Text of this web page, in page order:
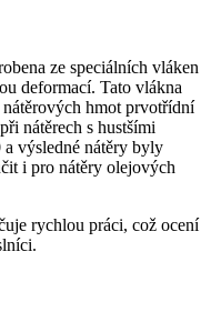
ze speciálních vláken
deformací. Tato vlákna
hmot prvotřídní
nátěrech s hustšími
výsledné nátěry byly
i pro nátěry olejových
rychlou práci, což ocení